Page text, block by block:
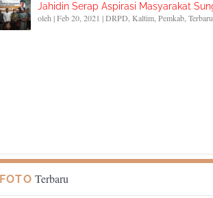
Jahidin Serap Aspirasi Masyarakat
oleh|Feb 20, 2021 |DRPD,Kaltim,Pemkab,Terbaru
FOTO Terbaru